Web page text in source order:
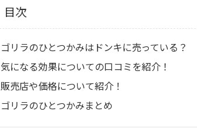
目次
ゴリラのひとつかみはドンキに売っている？
気になる効果についての口コミを紹介！
販売店や価格について紹介！
ゴリラのひとつかみまとめ